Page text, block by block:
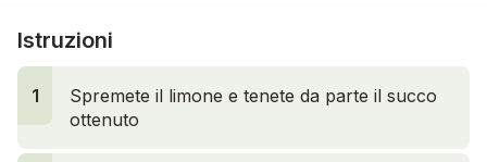
Istruzioni
1
Spremete il limone e tenete da parte il succo
ottenuto